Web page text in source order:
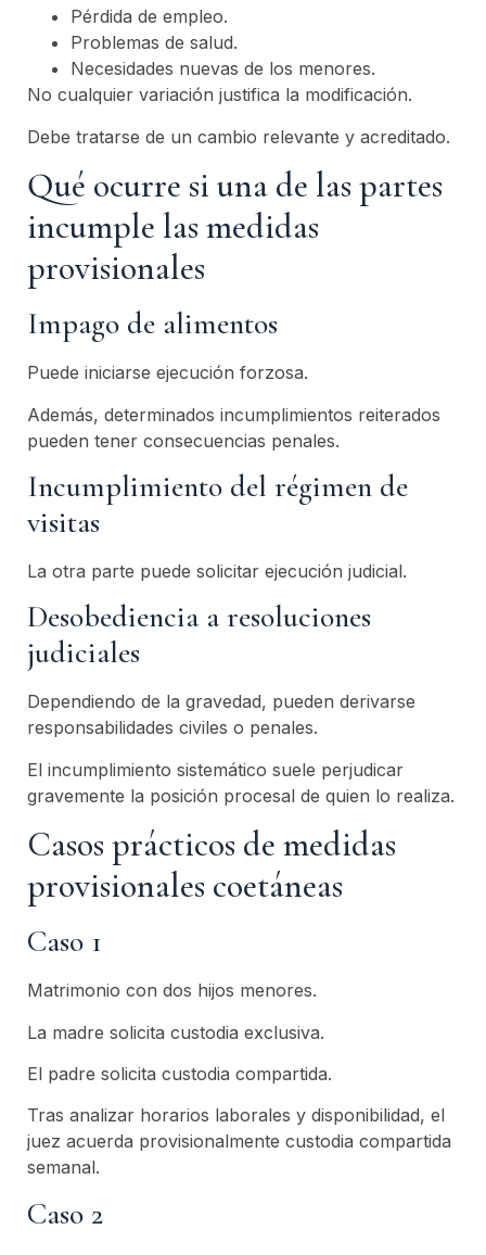
Pérdida de empleo.
Problemas de salud.
Necesidades nuevas de los menores.
No cualquier variación justifica la modificación.
Debe tratarse de un cambio relevante y acreditado.
Qué ocurre si una de las partes
incumple las medidas
provisionales
Impago de alimentos
Puede iniciarse ejecución forzosa.
Además, determinados incumplimientos reiterados
pueden tener consecuencias penales.
Incumplimiento del régimen de
visitas
La otra parte puede solicitar ejecución judicial.
Desobediencia a resoluciones
judiciales
Dependiendo de la gravedad, pueden derivarse
responsabilidades civiles o penales.
El incumplimiento sistemático suele perjudicar
gravemente la posición procesal de quien lo realiza.
Casos prácticos de medidas
provisionales coetáneas
Caso 1
Matrimonio con dos hijos menores.
La madre solicita custodia exclusiva.
El padre solicita custodia compartida.
Tras analizar horarios laborales y disponibilidad, el
juez acuerda provisionalmente custodia compartida
semanal.
Caso 2